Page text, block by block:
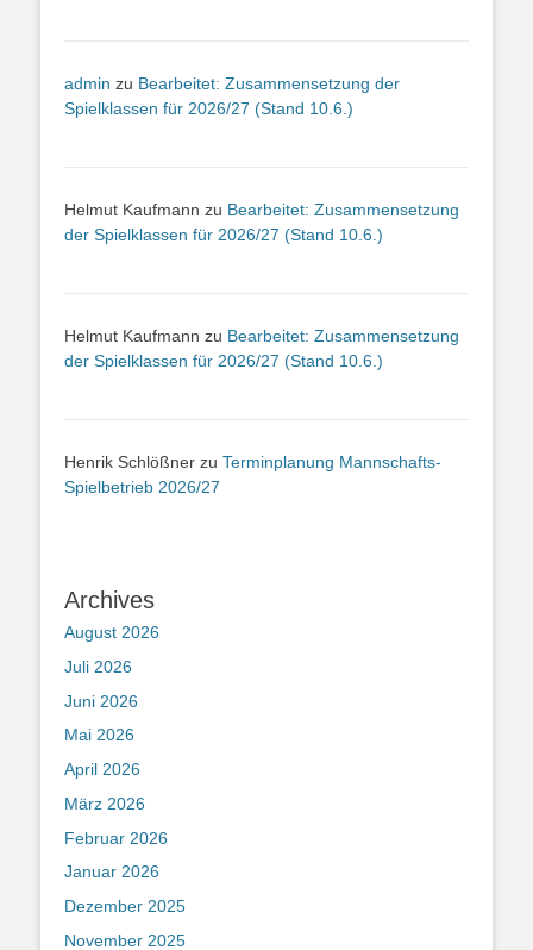
admin zu Bearbeitet: Zusammensetzung der
Spielklassen für 2026/27 (Stand 10.6.)
Helmut Kaufmann zu Bearbeitet: Zusammensetzung
der Spielklassen für 2026/27 (Stand 10.6.)
Helmut Kaufmann zu Bearbeitet: Zusammensetzung
der Spielklassen für 2026/27 (Stand 10.6.)
Henrik Schlößner zu Terminplanung Mannschafts-
Spielbetrieb 2026/27
Archives
August 2026
Juli 2026
Juni 2026
Mai 2026
April 2026
März 2026
Februar 2026
Januar 2026
Dezember 2025
November 2025